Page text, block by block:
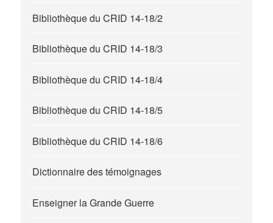
Bibliothèque du CRID 14-18/2
Bibliothèque du CRID 14-18/3
Bibliothèque du CRID 14-18/4
Bibliothèque du CRID 14-18/5
Bibliothèque du CRID 14-18/6
Dictionnaire des témoignages
Enseigner la Grande Guerre